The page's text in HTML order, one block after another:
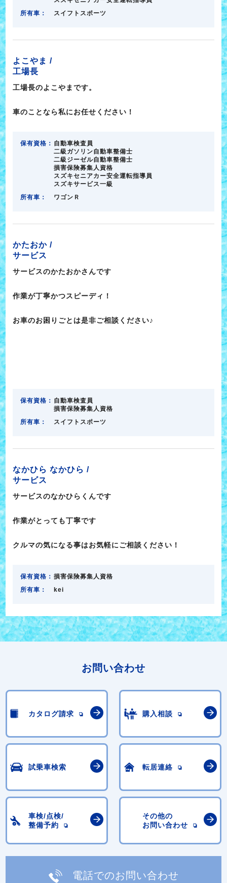
所有車：
スイフトスポーツ
よこやま /
工場長
工場長のよこやまです。
車のことなら私にお任せください！
保有資格： 自動車検査員
二級ガソリン自動車整備士
二級ジーゼル自動車整備士
損害保険募集人資格
スズキセニアカー安全運転指導員
スズキサービス一級
所有車：
ワゴンＲ
かたおか /
サービス
サービスのかたおかさんです
作業が丁寧かつスピーディ！
お車のお困りごとは是非ご相談ください♪
保有資格： 自動車検査員
損害保険募集人資格
所有車：
スイフトスポーツ
なかひら なかひら /
サービス
サービスのなかひらくんです
作業がとっても丁寧です
クルマの気になる事はお気軽にご相談ください！
保有資格： 損害保険募集人資格
所有車：
kei
お問い合わせ
カタログ請求 購入相談
試乗車検索 転居連絡
車検/点検/
整備予約
その他の
お問い合わせ
電話でのお問い合わせ